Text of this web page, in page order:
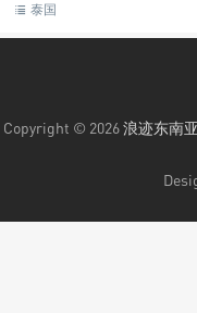
泰国
Copyright © 2026浪迹东南